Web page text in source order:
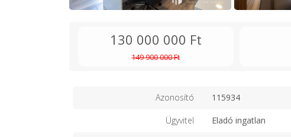
130 000 000 Ft
149 900 000 Ft
Azonosító 115934
Ügyvitel Eladó ingatlan